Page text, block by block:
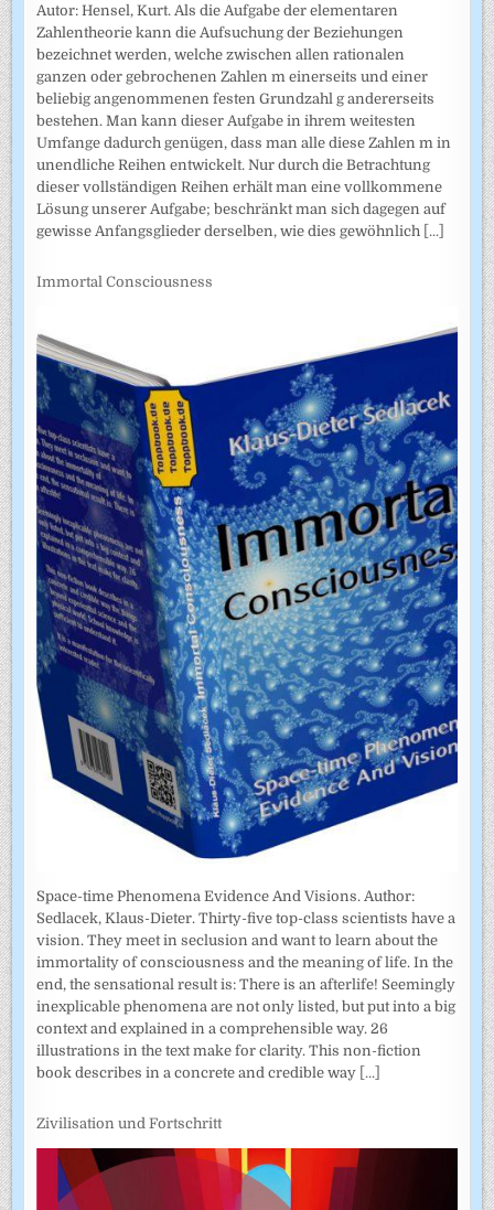
Autor: Hensel, Kurt. Als die Aufgabe der elementaren
Zahlentheorie kann die Aufsuchung der Beziehungen
bezeichnet werden, welche zwischen allen rationalen
ganzen oder gebrochenen Zahlen m einerseits und einer
beliebig angenommenen festen Grundzahl g andererseits
bestehen. Man kann dieser Aufgabe in ihrem weitesten
Umfange dadurch genügen, dass man alle diese Zahlen m in
unendliche Reihen entwickelt. Nur durch die Betrachtung
dieser vollständigen Reihen erhält man eine vollkommene
Lösung unserer Aufgabe; beschränkt man sich dagegen auf
gewisse Anfangsglieder derselben, wie dies gewöhnlich [...]
Immortal Consciousness
Space-time Phenomena Evidence And Visions. Author:
Sedlacek, Klaus-Dieter. Thirty-five top-class scientists have a
vision. They meet in seclusion and want to learn about the
immortality of consciousness and the meaning of life. In the
end, the sensational result is: There is an afterlife! Seemingly
inexplicable phenomena are not only listed, but put into a big
context and explained in a comprehensible way. 26
illustrations in the text make for clarity. This non-fiction
book describes in a concrete and credible way [...]
Zivilisation und Fortschritt